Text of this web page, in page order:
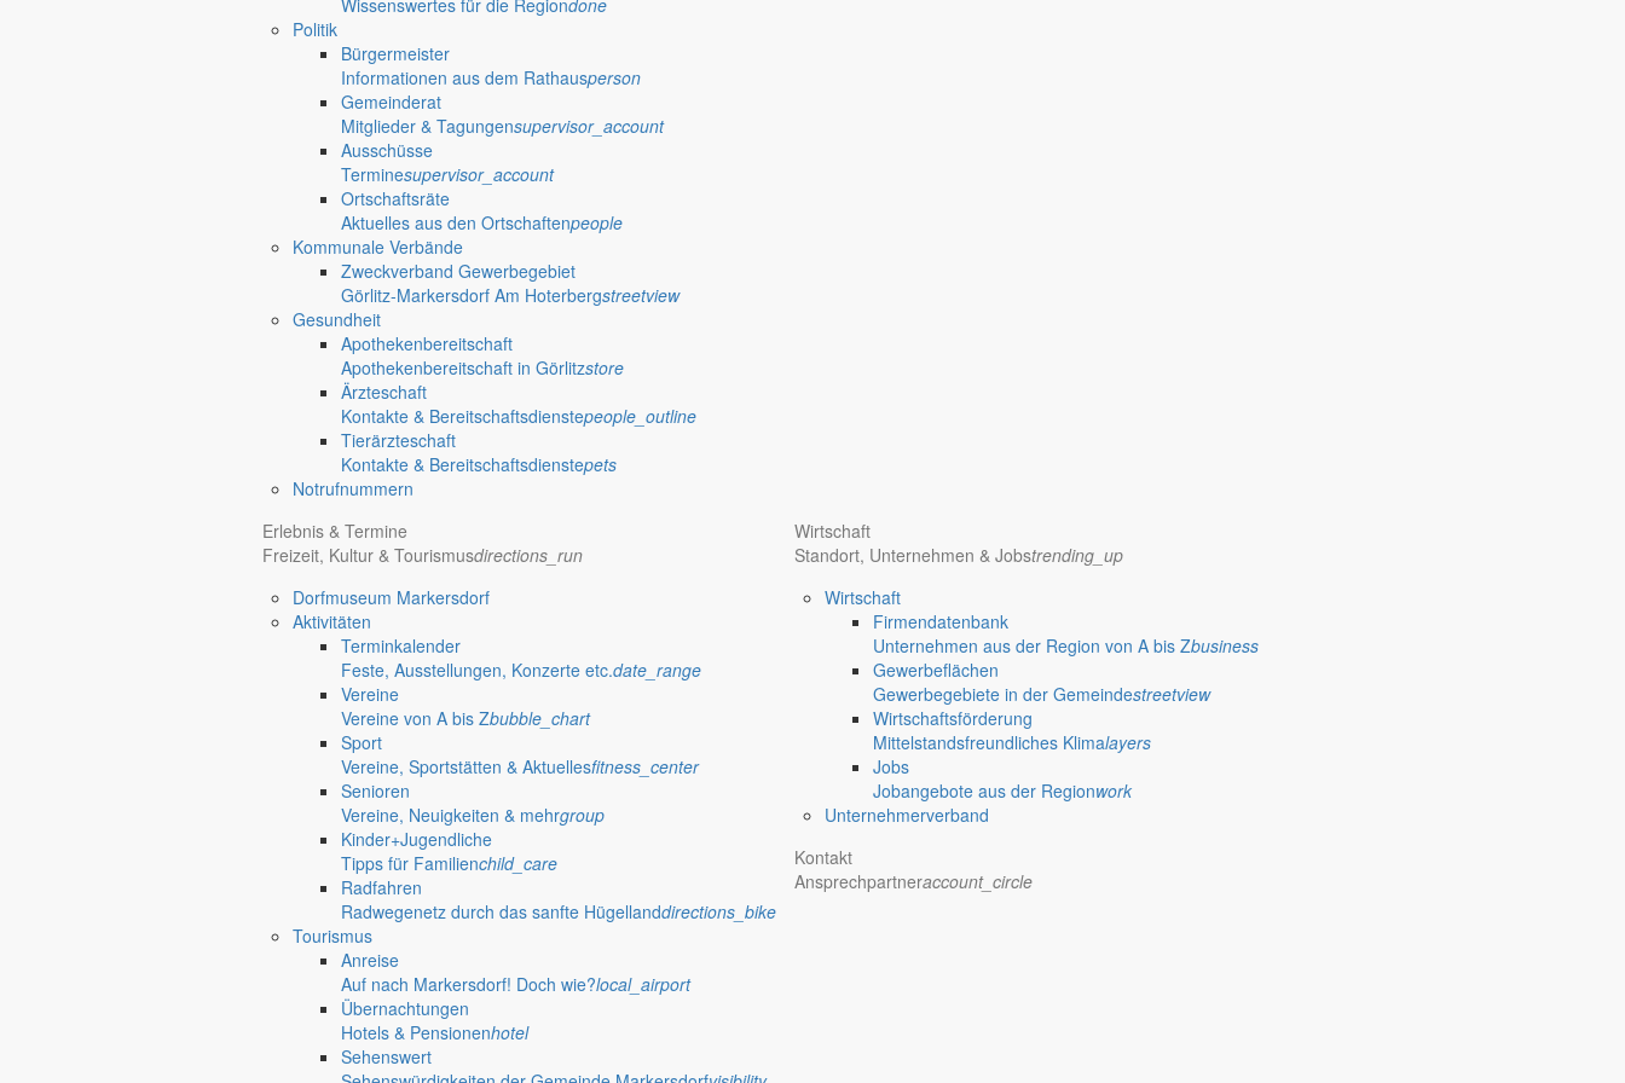
Wissenswertes für die Regiondone
Politik
Bürgermeister
Informationen aus dem Rathausperson
Gemeinderat
Mitglieder & Tagungensupervisor_account
Ausschüsse
Terminesupervisor_account
Ortschaftsräte
Aktuelles aus den Ortschaftenpeople
Kommunale Verbände
Zweckverband Gewerbegebiet
Görlitz-Markersdorf Am Hoterbergstreetview
Gesundheit
Apothekenbereitschaft
Apothekenbereitschaft in Görlitzstore
Ärzteschaft
Kontakte & Bereitschaftsdienstepeople_outline
Tierärzteschaft
Kontakte & Bereitschaftsdienstepets
Notrufnummern
Erlebnis & Termine
Freizeit, Kultur & Tourismusdirections_run
Dorfmuseum Markersdorf
Aktivitäten
Terminkalender
Feste, Ausstellungen, Konzerte etc.date_range
Vereine
Vereine von A bis Zbubble_chart
Sport
Vereine, Sportstätten & Aktuellesfitness_center
Senioren
Vereine, Neuigkeiten & mehrgroup
Kinder+Jugendliche
Tipps für Familienchild_care
Radfahren
Radwegenetz durch das sanfte Hügellanddirections_bike
Tourismus
Anreise
Auf nach Markersdorf! Doch wie?local_airport
Übernachtungen
Hotels & Pensionenhotel
Sehenswert
Wirtschaft
Standort, Unternehmen & Jobstrending_up
Wirtschaft
Firmendatenbank
Unternehmen aus der Region von A bis Zbusiness
Gewerbeflächen
Gewerbegebiete in der Gemeindestreetview
Wirtschaftsförderung
Mittelstandsfreundliches Klimalayers
Jobs
Jobangebote aus der Regionwork
Unternehmerverband
Kontakt
Ansprechpartneraccount_circle
Öffnungszeiten RathausGemeindeverwaltung Markersdorf
08:30 – 11:30 Uhr und 14:00 – 18:00 Uhr
08:30 – 11:30 Uhr und 14:00 – 17:00 Uhr
Außerhalb der Öffnungszeiten können Termine vereinbart werden.
E-Mail: sekretariat@gemeinde-markersdorf.de
Aktuelles aus dem Rathaus